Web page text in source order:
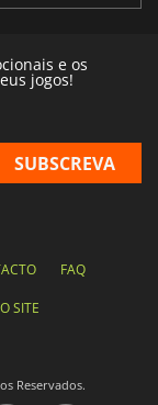
e os
jogos!
FAQ
SITE
Reservados.